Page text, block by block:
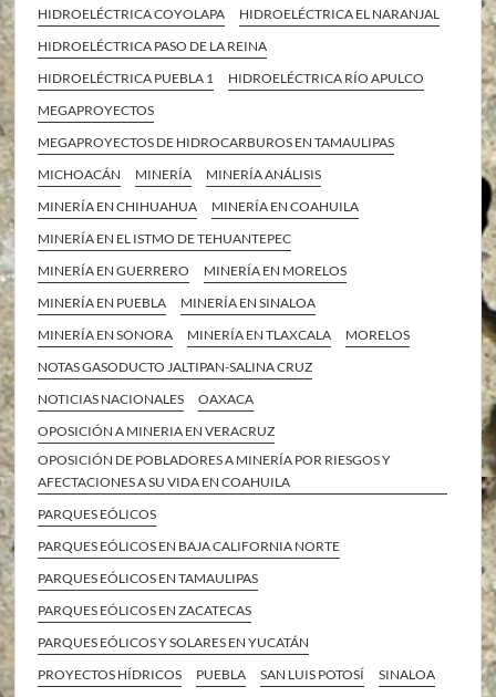
HIDROELÉCTRICA COYOLAPA
HIDROELÉCTRICA EL NARANJAL
HIDROELÉCTRICA PASO DE LA REINA
HIDROELÉCTRICA PUEBLA 1
HIDROELÉCTRICA RÍO APULCO
MEGAPROYECTOS
MEGAPROYECTOS DE HIDROCARBUROS EN TAMAULIPAS
MICHOACÁN
MINERÍA
MINERÍA ANÁLISIS
MINERÍA EN CHIHUAHUA
MINERÍA EN COAHUILA
MINERÍA EN EL ISTMO DE TEHUANTEPEC
MINERÍA EN GUERRERO
MINERÍA EN MORELOS
MINERÍA EN PUEBLA
MINERÍA EN SINALOA
MINERÍA EN SONORA
MINERÍA EN TLAXCALA
MORELOS
NOTAS GASODUCTO JALTIPAN-SALINA CRUZ
NOTICIAS NACIONALES
OAXACA
OPOSICIÓN A MINERIA EN VERACRUZ
OPOSICIÓN DE POBLADORES A MINERÍA POR RIESGOS Y
AFECTACIONES A SU VIDA EN COAHUILA
PARQUES EÓLICOS
PARQUES EÓLICOS EN BAJA CALIFORNIA NORTE
PARQUES EÓLICOS EN TAMAULIPAS
PARQUES EÓLICOS EN ZACATECAS
PARQUES EÓLICOS Y SOLARES EN YUCATÁN
PROYECTOS HÍDRICOS
PUEBLA SAN LUIS POTOSÍ
SINALOA